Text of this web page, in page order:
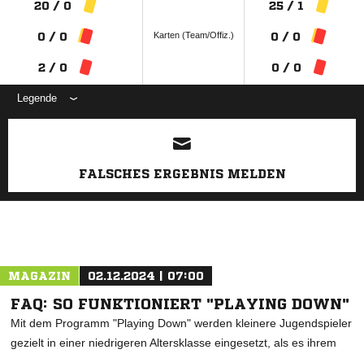
20 / 0
0 / 0
2 / 0
Karten (Team/Offiz.)
25 / 1
0 / 0
0 / 0
Legende
ANZEIGE
FALSCHES ERGEBNIS MELDEN
MAGAZIN 02.12.2024 | 07:00
FAQ: SO FUNKTIONIERT "PLAYING DOWN"
Mit dem Programm "Playing Down" werden kleinere Jugendspieler
gezielt in einer niedrigeren Altersklasse eingesetzt, als es ihrem